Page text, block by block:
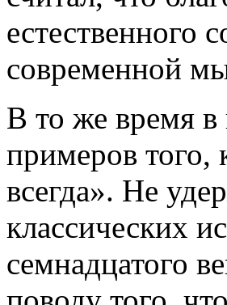
естественного
современной
В то же время в
примеров того,
всегда». Не
классических
семнадцатого